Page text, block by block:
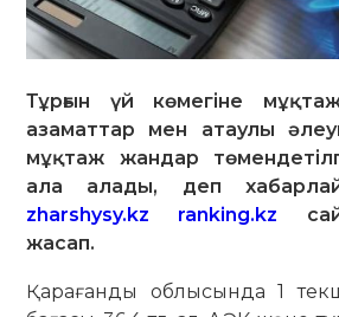
Тұрғын үй көмегіне
азаматтар мен атаулы
мұқтаж жандар
ала алады, деп
zharshysy.kz
ranking.kz
жасап.
Қарағанды облысында 1